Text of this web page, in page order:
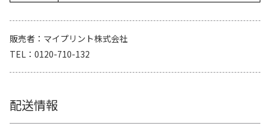
販売者
マイプリント株式会社
TEL
0120-710-132
配送情報